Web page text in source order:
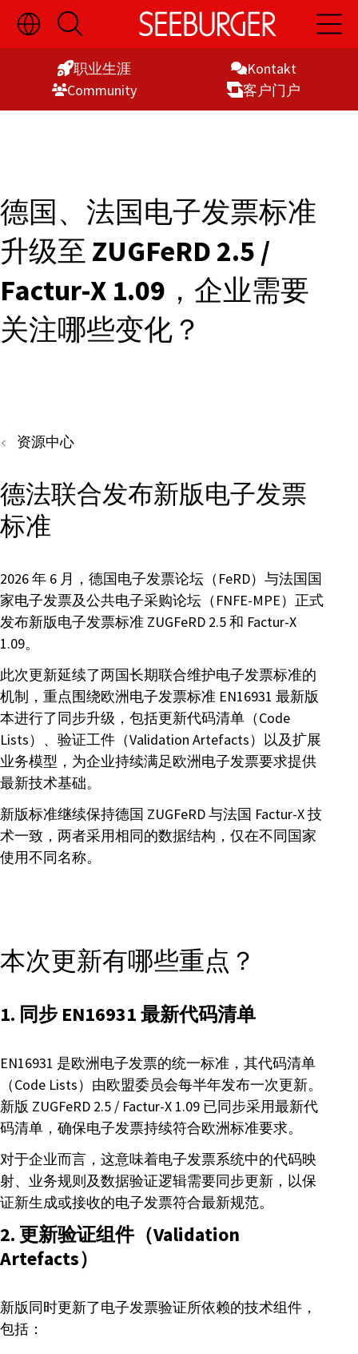
Skip
to
切
换
语
显
开
启
搜
索
开
启
主
Kontakt
职业生涯
客户门户
Commu­nity
德国、法国电子发票标准
升级至 ZUGFeRD 2.5 /
Factur-X 1.09 ，企业需要
关注哪些变化？
资源中心
德法联合发布新版电子发票
标准
2026 年 6 月，德国电子发票论坛（FeRD）与法国国
家电子发票及公共电子采购论坛（FNFE-MPE）正式
发布新版电子发票标准 ZUGFeRD 2.5 和 Factur-X
1.09。
此次更新延续了两国长期联合维护电子发票标准的
机制，重点围绕欧洲电子发票标准 EN16931 最新版
本进行了同步升级，包括更新代码清单（Code
Lists）、验证工件（Validation Artefacts）以及扩展
业务模型，为企业持续满足欧洲电子发票要求提供
最新技术基础。
新版标准继续保持德国 ZUGFeRD 与法国 Factur-X 技
术一致，两者采用相同的数据结构，仅在不同国家
使用不同名称。
本次更新有哪些重点？
1. 同步 EN16931 最新代码清单
EN16931 是欧洲电子发票的统一标准，其代码清单
（Code Lists）由欧盟委员会每半年发布一次更新。
新版 ZUGFeRD 2.5 / Factur-X 1.09 已同步采用最新代
码清单，确保电子发票持续符合欧洲标准要求。
对于企业而言，这意味着电子发票系统中的代码映
射、业务规则及数据验证逻辑需要同步更新，以保
证新生成或接收的电子发票符合最新规范。
2. 更新验证组件（Validation
Artefacts）
新版同时更新了电子发票验证所依赖的技术组件，
包括：